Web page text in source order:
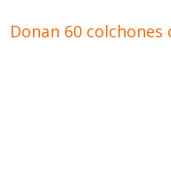
Donan 60